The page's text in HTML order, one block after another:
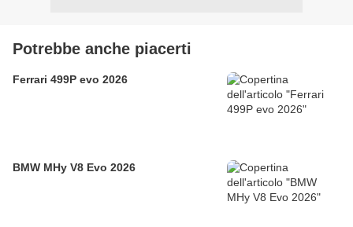
Potrebbe anche piacerti
Ferrari 499P evo 2026
BMW MHy V8 Evo 2026